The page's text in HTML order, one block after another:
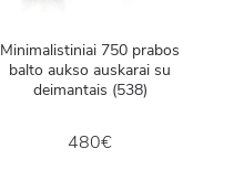
Minimalistiniai 750 prabos
balto aukso auskarai su
deimantais (538)
480€